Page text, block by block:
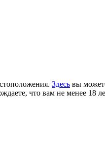
Здесь вы
что вам не менее 18